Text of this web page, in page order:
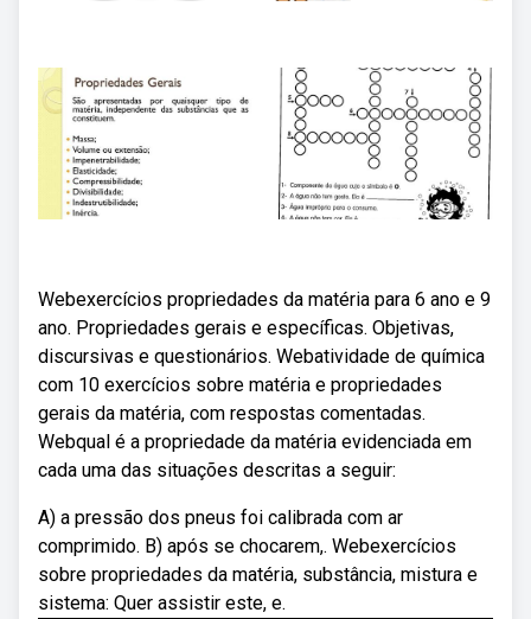
Webexercícios propriedades da matéria para 6 ano e 9
ano. Propriedades gerais e específicas. Objetivas,
discursivas e questionários. Webatividade de química
com 10 exercícios sobre matéria e propriedades
gerais da matéria, com respostas comentadas.
Webqual é a propriedade da matéria evidenciada em
cada uma das situações descritas a seguir:
A) a pressão dos pneus foi calibrada com ar
comprimido. B) após se chocarem,. Webexercícios
sobre propriedades da matéria, substância, mistura e
sistema: Quer assistir este, e.